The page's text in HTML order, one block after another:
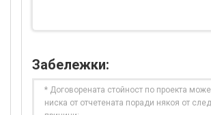
Забележки:
* Договорената стойност по проекта
ниска от отчетената поради някоя от